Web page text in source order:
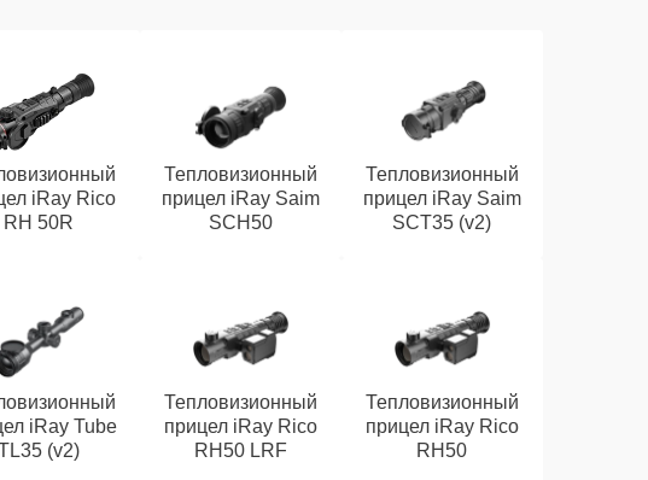
iRay Rico
RH 50R
Тепловизионный
прицел iRay Saim
SCH50
Тепловизионный
прицел iRay Saim
SCT35 (v2)
iRay Tube
(v2)
Тепловизионный
прицел iRay Rico
RH50 LRF
Тепловизионный
прицел iRay Rico
RH50